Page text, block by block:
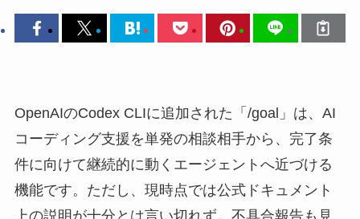
OpenAIのCodex CLIに追加された「/goal」は、AI
コーディング支援を単発の相談相手から、完了条
件に向けて継続的に動くエージェントへ近づける
機能です。ただし、現時点では公式ドキュメント
上の説明が十分とは言い切れず、不具合報告も見